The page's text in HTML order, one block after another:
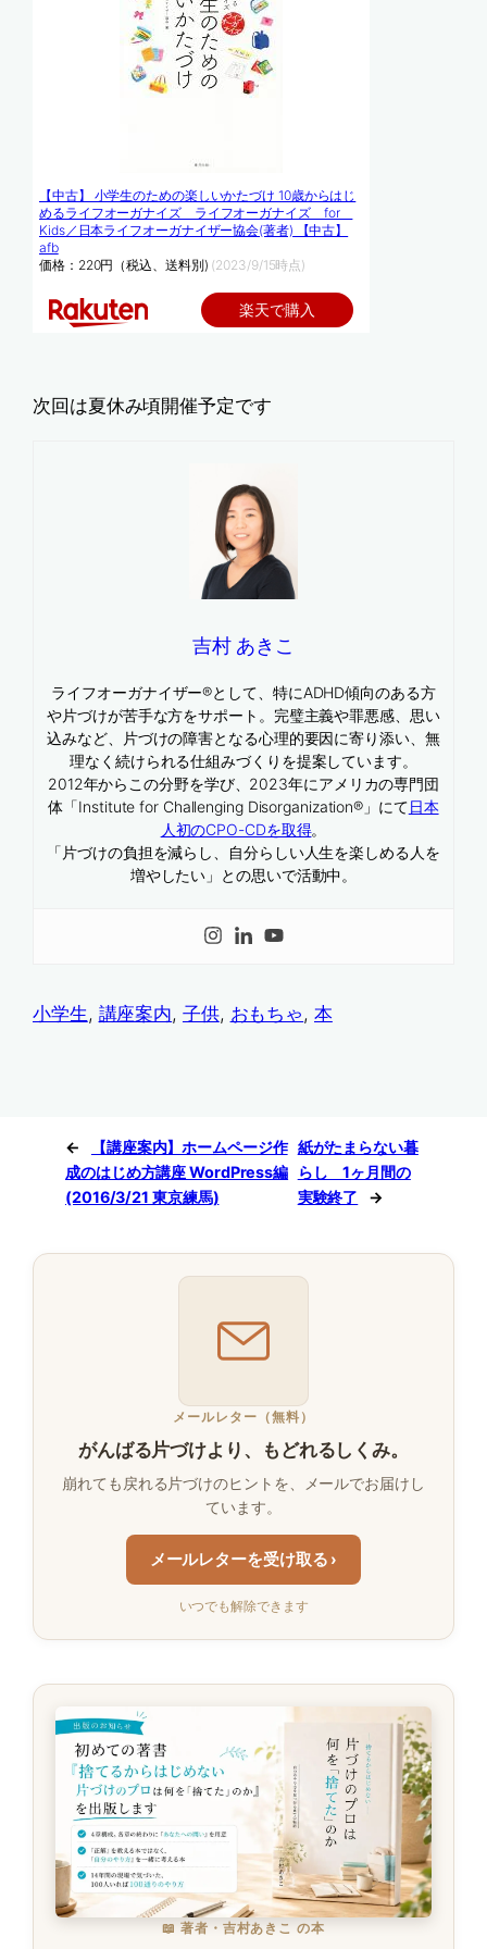
【中古】 小学生のための楽しいかたづけ 10歳からはじ
めるライフオーガナイズ ライフオーガナイズ for
Kids／日本ライフオーガナイザー協会(著者) 【中古】
afb
価格：220円（税込、送料別) (2023/9/15時点)
楽天で購入
次回は夏休み頃開催予定です
吉村 あきこ
ライフオーガナイザー®として、特にADHD傾向のある方
や片づけが苦手な方をサポート。完璧主義や罪悪感、思い
込みなど、片づけの障害となる心理的要因に寄り添い、無
理なく続けられる仕組みづくりを提案しています。
2012年からこの分野を学び、2023年にアメリカの専門団
体「Institute for Challenging Disorganization®」にて日本
人初のCPO-CDを取得。
「片づけの負担を減らし、自分らしい人生を楽しめる人を
増やしたい」との思いで活動中。
小学生 , 講座案内, 子供, おもちゃ , 本
←
【講座案内】ホームページ作
成のはじめ方講座 WordPress編
(2016/3/21 東京練馬)
紙がたまらない暮
らし 1ヶ月間の
実験終了
→
メールレター（無料）
がんばる片づけより、もどれるしくみ。
崩れても戻れる片づけのヒントを、メールでお届けし
ています。
メールレターを受け取る ›
いつでも解除できます
📖 著者・吉村あきこ の本